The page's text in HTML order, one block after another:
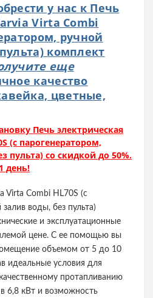
у нас к Печь
Virta Combi
ручной
комплект
еще
качество
цветные,
Печь электрическая
(с парогенератором,
пульта) со скидкой до 50%.
день!
Virta Combi HL70S (с
воды, без пульта)
и эксплуатационные
цене. С ее помощью вы
объемом от 5 до 10
идеальные условия для
протапливанию
6,8 кВт и возможность